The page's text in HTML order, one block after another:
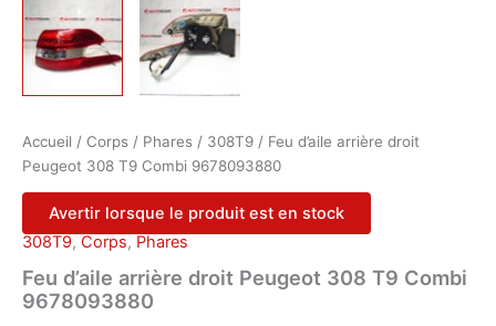
Accueil / Corps / Phares / 308T9 / Feu d’aile arrière droit
Peugeot 308 T9 Combi 9678093880
Avertir lorsque le produit est en stock
308T9, Corps, Phares
Feu d’aile arrière droit Peugeot 308 T9 Combi
9678093880